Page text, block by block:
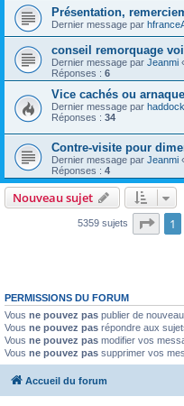
Présentation,
Dernier message par
conseil remorquage
Dernier message par Jeanmi
Réponses : 6
Vice cachés ou
Dernier message par haddock
Réponses : 34
Contre-visite pour
Dernier message par Jeanmi
Réponses : 4
Nouveau sujet
5359 sujets Page
1
PERMISSIONS DU FORUM
Vous ne pouvez pas publier de
Vous ne pouvez pas répondre aux
Vous ne pouvez pas modifier vos
Vous ne pouvez pas supprimer vos
Accueil du forum